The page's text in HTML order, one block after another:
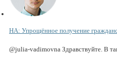
НА: Упрощённое получение
@julia-vadimovna Здравствуйте. В